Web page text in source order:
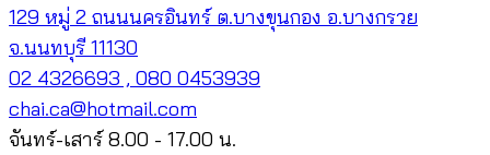
129 หมู่ 2 ถนนนครอินทร์ ต.บางขุนกอง อ.บางกรวย
จ.นนทบุรี 11130
02 4326693 , 080 0453939
chai.ca@hotmail.com
จันทร์-เสาร์ 8.00 - 17.00 น.